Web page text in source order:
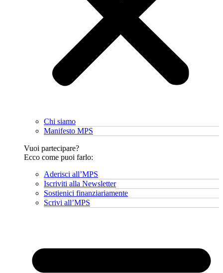
Chi siamo
Manifesto MPS
Vuoi partecipare?
Ecco come puoi farlo:
Aderisci all’MPS
Iscriviti alla Newsletter
Sostienici finanziariamente
Scrivi all’MPS